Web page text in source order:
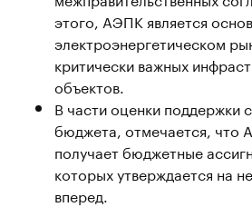
этого, АЭПК является
электроэнергетическом
критически важных
объектов.
В части оценки поддержки
бюджета, отмечается, что
получает бюджетные
которых утверждается на
вперед.